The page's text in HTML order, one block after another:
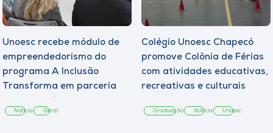
Unoesc recebe módulo de
empreendedorismo do
programa A Inclusão
Transforma em parceria
Notícia Geral
Colégio Unoesc Chapecó
promove Colônia de Férias
com atividades educativas,
recreativas e culturais
Graduação Notícia Unoesc